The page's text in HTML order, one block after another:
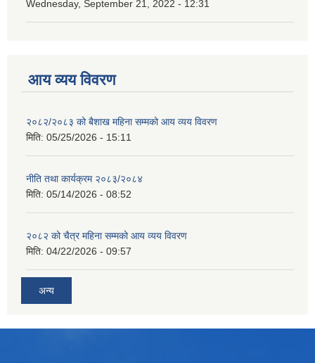
Wednesday, September 21, 2022 - 12:31
आय व्यय विवरण
२०८२/२०८३ को बैशाख महिना सम्मको आय व्यय विवरण
मिति: 05/25/2026 - 15:11
नीति तथा कार्यक्रम २०८३/२०८४
मिति: 05/14/2026 - 08:52
२०८२ को चैत्र महिना सम्मको आय व्यय विवरण
मिति: 04/22/2026 - 09:57
अन्य